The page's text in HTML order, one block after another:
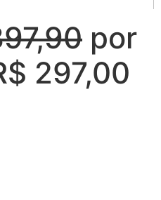
por
297,00